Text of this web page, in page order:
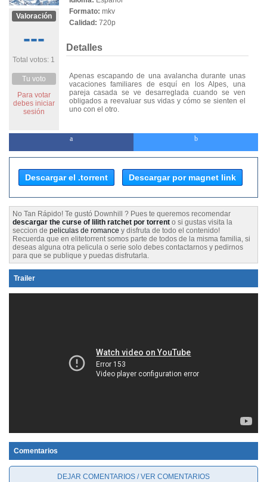
Valoración
---
Total votos: 1
Tu voto
Para votar
debes iniciar
sesión
Formato: mkv
Calidad: 720p
Detalles
Apenas escapando de una avalancha durante unas
vacaciones familiares de esquí en los Alpes, una
pareja casada se ve desarreglada cuando se ven
obligados a reevaluar sus vidas y cómo se sienten el
uno con el otro.
Descargar el .torrent Descargar por magnet link
No Tan Rápido! Te gustó Downhill ? Pues te queremos recomendar
descargar the curse of lilith ratchet por torrent o si gustas visita la
seccion de peliculas de romance y disfruta de todo el contenido!
Recuerda que en elitetorrent somos parte de todos de la misma familia, si
deseas alguna otra pelicula o serie solo debes contactarnos y pedirnos
para que se publique y puedas disfrutarla.
Trailer
Comentarios
DEJAR COMENTARIOS / VER COMENTARIOS